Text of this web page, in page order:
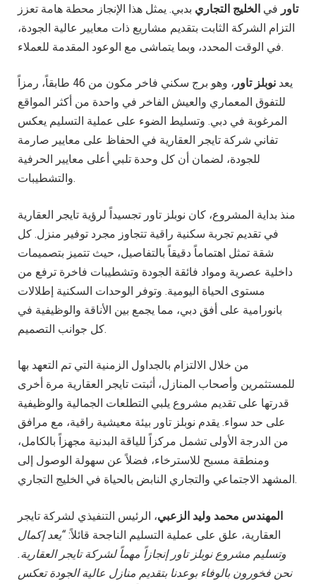
تاور في الخليج التجاري بدبي. يمثل هذا الإنجاز محطة هامة تعزز
التزام الشركة الثابت بتقديم مشاريع ذات معايير عالية الجودة،
في الوقت المحدد، وبما يتماشى مع الوعود المقدمة للعملاء.
يعد نوبلز تاور
، وهو برج سكني فاخر مكون من 46 طابقاً، رمزاً
للتفوق المعماري والعيش الفاخر في واحدة من أكثر المواقع
المرغوبة في دبي. وتسليط الضوء على عملية التسليم يعكس
تفاني شركة تايجر العقارية في الحفاظ على معايير صارمة
للجودة، لضمان أن كل وحدة تلبي أعلى معايير الحرفية
والتشطيبات.
منذ بداية المشروع، كان نوبلز تاور تجسيداً لرؤية تايجر العقارية
في تقديم تجربة سكنية راقية تتجاوز مجرد توفير منزل. كل
شقة تمثل اهتماماً دقيقاً بالتفاصيل، حيث تتميز بتصميمات
داخلية عصرية ومواد فائقة الجودة وتشطيبات فاخرة ترفع من
مستوى الحياة اليومية. وتوفر الوحدات السكنية إطلالات
بانورامية على أفق دبي، مما يجمع بين الأناقة والوظيفية في
كل جوانب التصميم.
من خلال الالتزام بالجداول الزمنية التي تم التعهد بها
للمستثمرين وأصحاب المنازل، أثبتت تايجر العقارية مرة أخرى
قدرتها على تقديم مشروع يلبي التطلعات الجمالية والوظيفية
على حد سواء. يقدم نوبلز تاور بيئة معيشية راقية، مع مرافق
من الدرجة الأولى تشمل مركزاً للياقة البدنية مجهزاً بالكامل،
ومنطقة مسبح للاسترخاء، فضلاً عن سهولة الوصول إلى
المشهد الاجتماعي والتجاري النابض بالحياة في الخليج التجاري.
المهندس محمد وليد الزعبي، الرئيس التنفيذي لشركة تايجر
العقارية، علق على عملية التسليم الناجحة قائلاً:“يعد إكمال
وتسليم مشروع نوبلز تاور إنجازاً مهماً لشركة تايجر العقارية.
نحن فخورون بالوفاء بوعدنا بتقديم منازل عالية الجودة تعكس